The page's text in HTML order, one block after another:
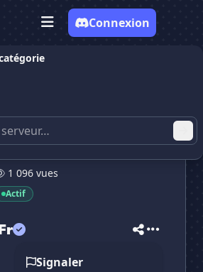
Connexion
Discord Dessin
1 096 vues
Actif
Signaler
✕
✕
supprimer ton avis de ce
✕